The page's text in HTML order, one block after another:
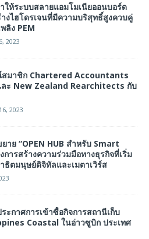
ให้ระบบสลายแอมโมเนียออนบอร์ด
างไฮโดรเจนที่มีความบริสุทธิ์สูงควบคู่
ลิง PEM
2023
มาชิก Chartered Accountants
ะ New Zealand Rearchitects กับ
2023
าย “OPEN HUB สำหรับ Smart
การสร้างความร่วมมือทางธุรกิจที่เริ่ม
ธิตมนุษย์ดิจิทัลและเมตาเวิร์ส
ะกาศการเข้าซื้อกิจการสถานีเก็บ
Coastal ในอ่าวซูบิก ประเทศ